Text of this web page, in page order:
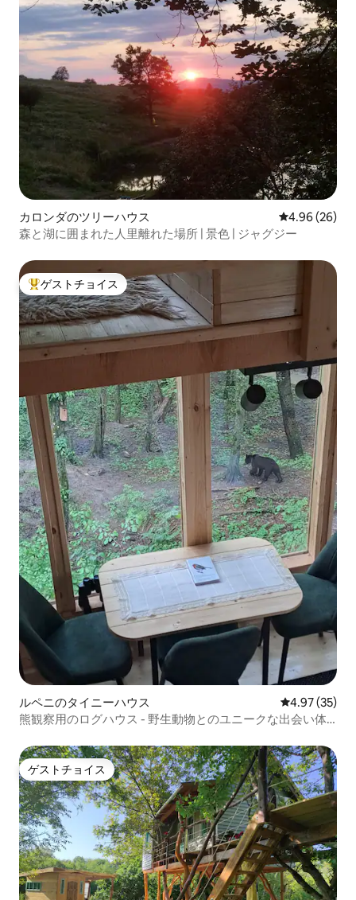
カロンダのツリーハウス レビュー26
4.96 (26)
森と湖に囲まれた人里離れた場所 | 景色 | ジャグジー
大好評のゲストチョイスです。
ゲストチョイス
ルペニのタイニーハウス レビュー35
4.97 (35)
熊観察用のログハウス - 野生動物とのユニークな出会い体
ゲストチョイス
ゲストチョイス